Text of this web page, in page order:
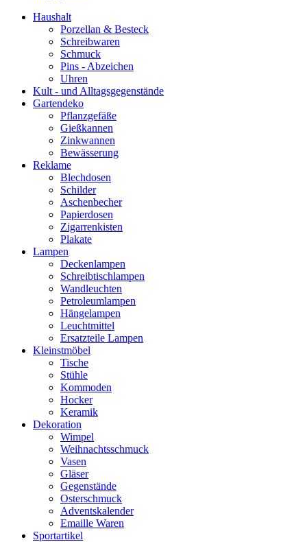
Haushalt
Porzellan & Besteck
Schreibwaren
Schmuck
Pins - Abzeichen
Uhren
Kult - und Alltagsgegenstände
Gartendeko
Pflanzgefäße
Gießkannen
Zinkwannen
Bewässerung
Reklame
Blechdosen
Schilder
Aschenbecher
Papierdosen
Zigarrenkisten
Plakate
Lampen
Deckenlampen
Schreibtischlampen
Wandleuchten
Petroleumlampen
Hängelampen
Leuchtmittel
Ersatzteile Lampen
Kleinstmöbel
Tische
Stühle
Kommoden
Hocker
Keramik
Dekoration
Wimpel
Weihnachtsschmuck
Vasen
Gläser
Gegenstände
Osterschmuck
Adventskalender
Emaille Waren
Sportartikel